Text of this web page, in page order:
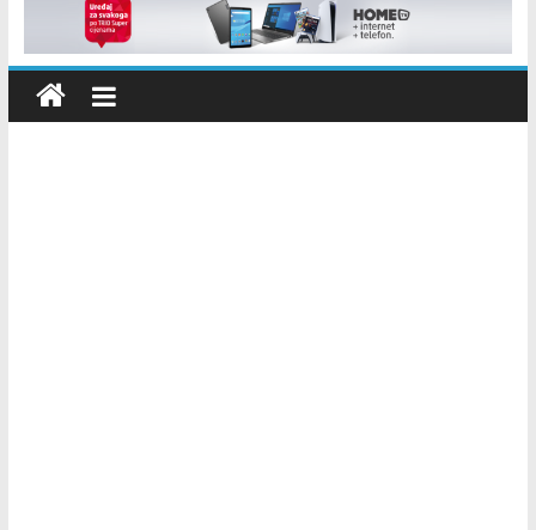
načelnik Marin Radišić čestitali organizatoricama na realizaciji
sportsko edukativnog kampa “Izlazi vani”